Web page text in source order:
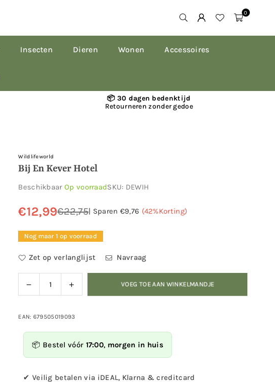
0
Insecten Dieren Wonen Accessoires
📦 30 dagen bedenktijd
Retourneren zonder gedoe
Wildlifeworld
Bij En Kever Hotel
Beschikbaar Op voorraadSKU: DEWIH
Normale
€12,99€22,75| Sparen €9,76 (42%Korting)
Nog maar 1 op voorraad
Zet op verlanglijst Navraag
Hoeveelheid
Verlaag
de
voor
en
kever
Verhoog
de
voor
en
kever
VOEG TOE AAN WINKELMANDJE
EAN: 679505019093
📦 Bestel vóór 17:00, morgen in huis
✔ Veilig betalen via iDEAL, Klarna & creditcard